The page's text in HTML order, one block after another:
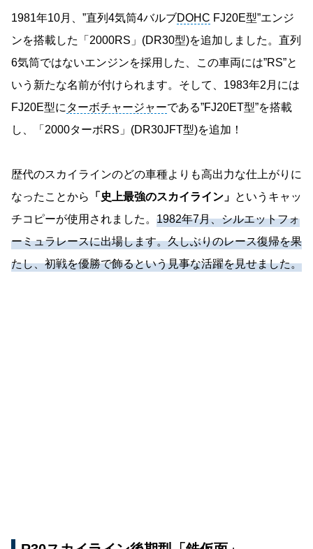
1981年10月、”直列4気筒4バルブDOHC FJ20E型”エンジ
ンを搭載した「2000RS」(DR30型)を追加しました。直列
6気筒ではないエンジンを採用した、この車両には”RS”と
いう新たな名前が付けられます。そして、1983年2月には
FJ20E型に ターボチャージャーである”FJ20ET型”を搭載
し、「2000ターボRS」(DR30JFT型)を追加！
歴代のスカイラインのどの車種よりも高出力な仕上がりに
なったことから
「史上最強のスカイライン」 というキャッ
チコピーが使用されました。 1982年7月、シルエットフォ
ーミュラレースに出場します。久しぶりのレース復帰を果
たし、初戦を優勝で飾るという見事な活躍を見せました。